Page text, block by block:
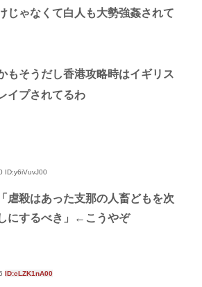
じゃなくて白人も大勢強姦されて
もそうだし香港攻略時はイギリス
イプされてるわ
ID:y6iVuvJ00
虐殺はあった支那の人畜どもを次
にするべき」←こうやぞ
ID:cLZK1nA00